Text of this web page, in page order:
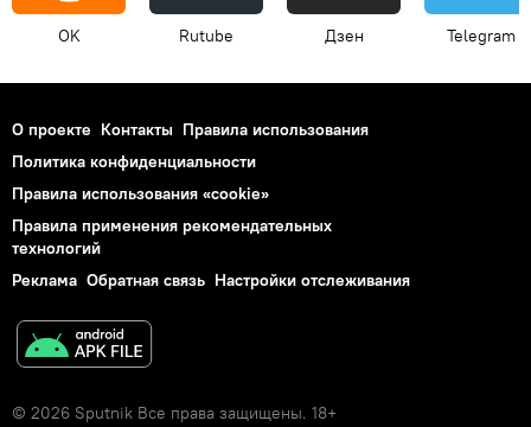
OK Rutube Дзен Telegram
О проекте Контакты Правила использования
Политика конфиденциальности
Правила использования «cookie»
Правила применения рекомендательных
технологий
Реклама Обратная связь Настройки отслеживания
© 2026 Sputnik Все права защищены. 18+